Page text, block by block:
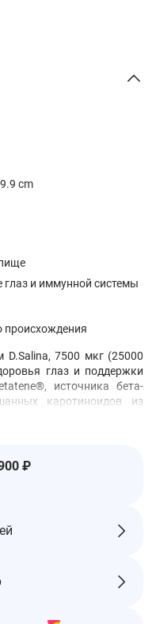
cm
и иммунной системы
происхождения
D.Salina, 7500 мкг (25000
глаз и поддержки
источника бета-
каротиноидов из
по одной гелевой
едой или по указанию
₽